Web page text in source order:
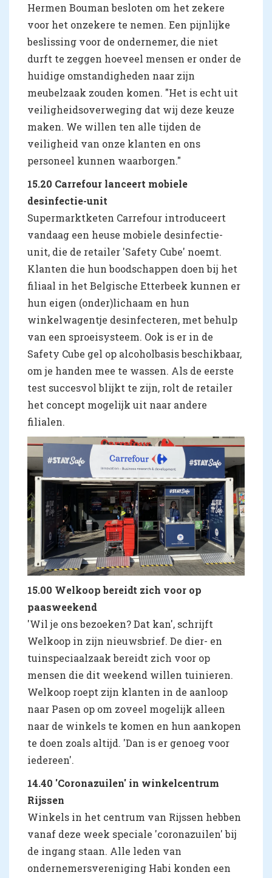
Hermen Bouman besloten om het zekere
voor het onzekere te nemen. Een pijnlijke
beslissing voor de ondernemer, die niet
durft te zeggen hoeveel mensen er onder de
huidige omstandigheden naar zijn
meubelzaak zouden komen. "Het is echt uit
veiligheidsoverweging dat wij deze keuze
maken. We willen ten alle tijden de
veiligheid van onze klanten en ons
personeel kunnen waarborgen."
15.20 Carrefour lanceert mobiele
desinfectie-unit
Supermarktketen Carrefour introduceert
vandaag een heuse mobiele desinfectie-
unit, die de retailer 'Safety Cube' noemt.
Klanten die hun boodschappen doen bij het
filiaal in het Belgische Etterbeek kunnen er
hun eigen (onder)lichaam en hun
winkelwagentje desinfecteren, met behulp
van een sproeisysteem. Ook is er in de
Safety Cube gel op alcoholbasis beschikbaar,
om je handen mee te wassen. Als de eerste
test succesvol blijkt te zijn, rolt de retailer
het concept mogelijk uit naar andere
filialen.
15.00 Welkoop bereidt zich voor op
paasweekend
'Wil je ons bezoeken? Dat kan', schrijft
Welkoop in zijn nieuwsbrief. De dier- en
tuinspeciaalzaak bereidt zich voor op
mensen die dit weekend willen tuinieren.
Welkoop roept zijn klanten in de aanloop
naar Pasen op om zoveel mogelijk alleen
naar de winkels te komen en hun aankopen
te doen zoals altijd. 'Dan is er genoeg voor
iedereen'.
14.40 'Coronazuilen' in winkelcentrum
Rijssen
Winkels in het centrum van Rijssen hebben
vanaf deze week speciale 'coronazuilen' bij
de ingang staan. Alle leden van
ondernemersvereniging Habi konden een